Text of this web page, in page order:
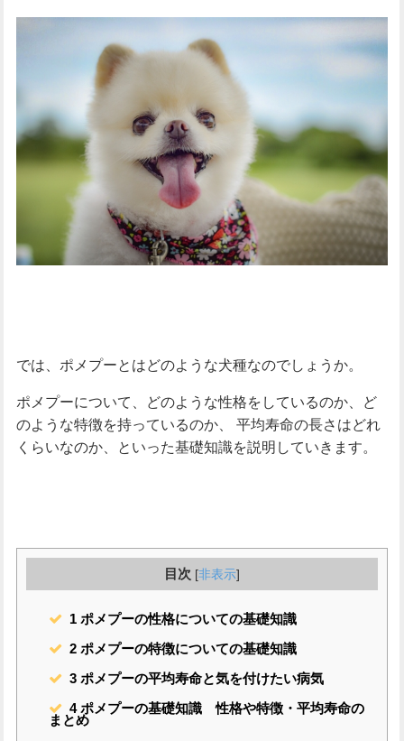
では、ポメプーとはどのような犬種なのでしょうか。
ポメプーについて、どのような性格をしているのか、ど
のような特徴を持っているのか、
平均寿命の長さはどれ
くらいなのか、といった基礎知識を説明していきます。
目次 [非表示]
1ポメプーの性格についての基礎知識
2ポメプーの特徴についての基礎知識
3ポメプーの平均寿命と気を付けたい病気
4ポメプーの基礎知識 性格や特徴・平均寿命の
まとめ